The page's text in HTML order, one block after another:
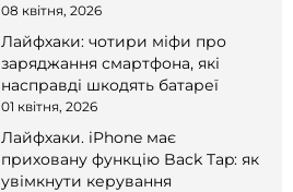
08 квітня, 2026
Лайфхаки: чотири міфи про
заряджання смартфона, які
насправді шкодять батареї
01 квітня, 2026
Лайфхаки. iPhone має
приховану функцію Back Tap: як
увімкнути керування